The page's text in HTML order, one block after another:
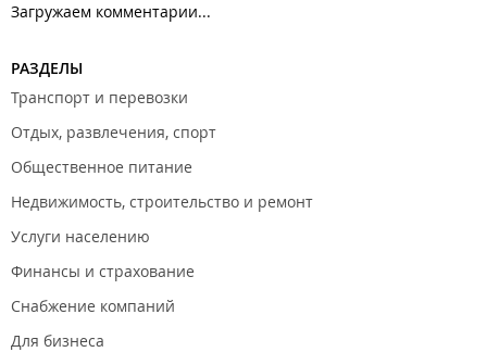
Загружаем комментарии...
РАЗДЕЛЫ
Транспорт и перевозки
Отдых, развлечения, спорт
Общественное питание
Недвижимость, строительство и ремонт
Услуги населению
Финансы и страхование
Снабжение компаний
Для бизнеса